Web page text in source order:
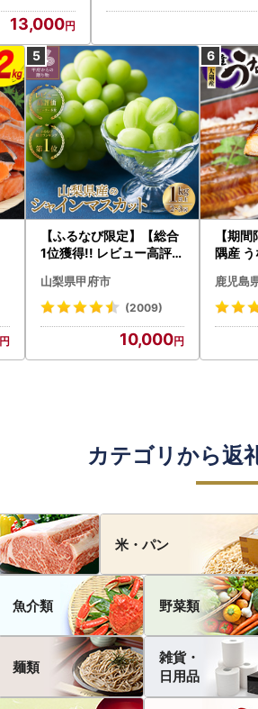
13,000
【ふるなび限定】【総合
1位獲得!! レビュー高評価
〉山梨県産 シャインマス
カット 2～3房（1.0kg以
N-Limited-SP
山梨県甲府市
(2009)
10,000
【期
隅産 う
cp18
菜
鹿児島
カテゴリから返
米・パン
魚介類 野菜類
麺類
雑貨・
日用品